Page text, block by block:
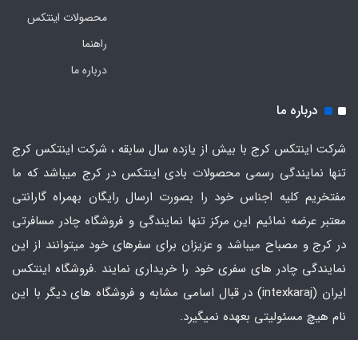
محصولات اینتکس
راهنما
درباره ما
درباره ما
شرکت اینتکس کرج با بیش از یازده سال سابقه ، شرکت اینتکس کرج
تنها نمایندگی رسمی محصولات بادی اینتکس در کرج میباشد که ما
مفتخریم کلیه اجناس خود را بصورت ارسال رایگان بهمراه گارانتی
معتبر عرضه نمائیم این مرکز تنها نمایندگی و فروشگاه چادر مسافرتی
در کرج و مصباح میباشد و عزیزان برای سفرهای خود میتوانند از این
نمایندگی چادر های سفری خود را خریداری نمایند .فروشگاه اینتکس
ایران
(intexkaraj) در قبال اسامی مشابه و فروشگاه های دیگر با این
نام هیچ مسئولیتی بعهده نمیگیرد.